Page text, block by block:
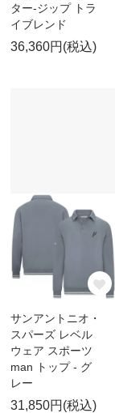
ター-ジップ トラ
イブレンド
36,360円(税込)
サンアントニオ・
スパーズ レベル
ウェア スポーツ
man トップ - グ
レー
31,850円(税込)